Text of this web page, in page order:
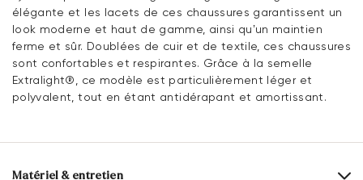
élégante et les lacets de ces chaussures garantissent un
look moderne et haut de gamme, ainsi qu’un maintien
ferme et sûr. Doublées de cuir et de textile, ces chaussures
sont confortables et respirantes. Grâce à la semelle
Extralight®, ce modèle est particulièrement léger et
polyvalent, tout en étant antidérapant et amortissant.
Matériel & entretien